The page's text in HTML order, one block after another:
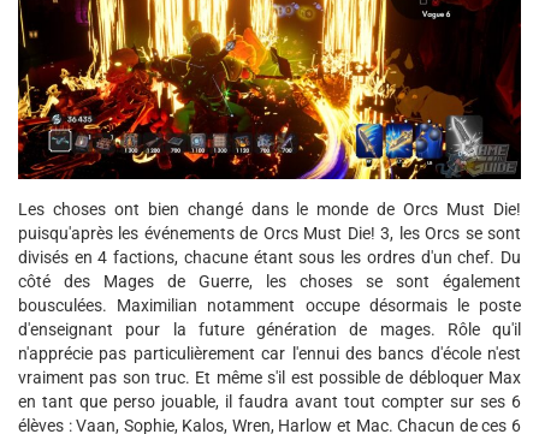
Les choses ont bien changé dans le monde de Orcs Must Die!
puisqu'après les événements de Orcs Must Die! 3, les Orcs se sont
divisés en 4 factions, chacune étant sous les ordres d'un chef. Du
côté des Mages de Guerre, les choses se sont également
bousculées. Maximilian notamment occupe désormais le poste
d'enseignant pour la future génération de mages. Rôle qu'il
n'apprécie pas particulièrement car l'ennui des bancs d'école n'est
vraiment pas son truc. Et même s'il est possible de débloquer Max
en tant que perso jouable, il faudra avant tout compter sur ses 6
élèves : Vaan, Sophie, Kalos, Wren, Harlow et Mac. Chacun de ces 6